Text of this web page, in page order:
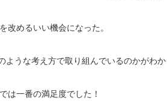
改めるいい機会になった。
ような考え方で取り組んでいるのかがわか
は一番の満足度でした！